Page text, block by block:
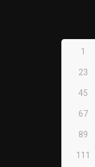
1
23
45
67
89
111